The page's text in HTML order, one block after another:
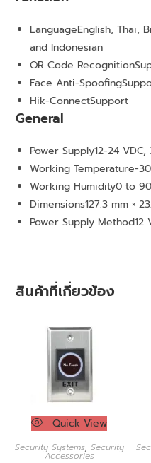
LanguageEnglish, Thai,
and Indonesian
QR Code Recognition
Face Anti-Spoofing
Hik-ConnectSupport
General
Power Supply12-24
Working Temperature-
Working Humidity0 to
Dimensions127.3 mm ×
Power Supply Method12
สินค้าที่เกี่ยวข้อง
Quick View
Security Systems, Security
Accessories